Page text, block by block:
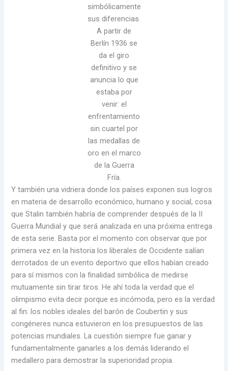
simbólicamente
sus diferencias.
A partir de
Berlín 1936 se
da el giro
definitivo y se
anuncia lo que
estaba por
venir: el
enfrentamiento
sin cuartel por
las medallas de
oro en el marco
de la Guerra
Fría.
Y también una vidriera donde los países exponen sus logros
en materia de desarrollo económico, humano y social, cosa
que Stalin también habría de comprender después de la II
Guerra Mundial y que será analizada en una próxima entrega
de esta serie. Basta por el momento con observar que por
primera vez en la historia los liberales de Occidente salían
derrotados de un evento deportivo que ellos habían creado
para sí mismos con la finalidad simbólica de medirse
mutuamente sin tirar tiros. He ahí toda la verdad que el
olimpismo evita decir porque es incómoda, pero es la verdad
al fin: los nobles ideales del barón de Coubertin y sus
congéneres nunca estuvieron en los presupuestos de las
potencias mundiales. La cuestión siempre fue ganar y
fundamentalmente ganarles a los demás liderando el
medallero para demostrar la superioridad propia.